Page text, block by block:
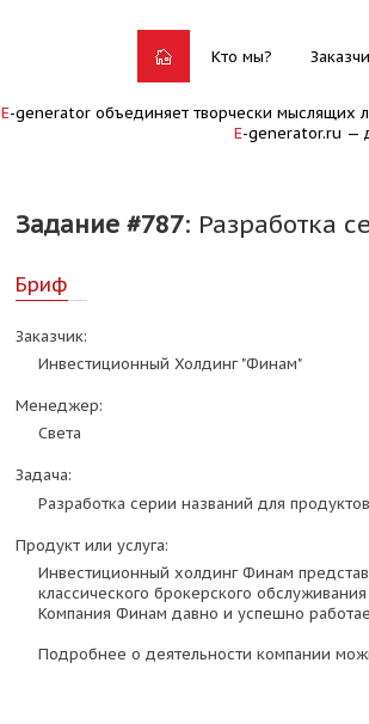
Кто мы?
E-generator объединяет творчески мыслящих
E-generator.ru —
Задание #787: Разработка
Бриф
Заказчик:
Инвестиционный Холдинг "Финам"
Менеджер:
Света
Задача:
Разработка серии названий для
Продукт или услуга:
Инвестиционный холдинг Финам
классического брокерского
Компания Финам давно и успешно
Подробнее о деятельности компании